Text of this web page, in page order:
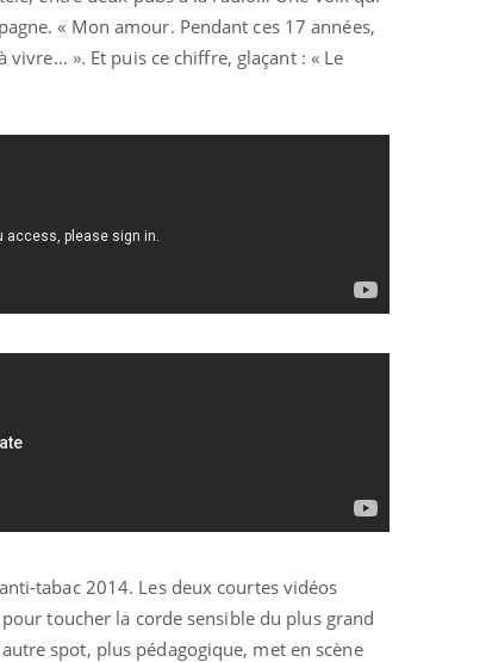
« Mon amour. Pendant ces 17 années,
». Et puis ce chiffre, glaçant : « Le
tabac 2014. Les deux courtes vidéos
toucher la corde sensible du plus grand
spot, plus pédagogique, met en scène